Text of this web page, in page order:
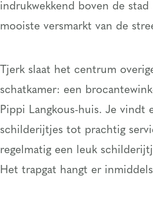
indrukwekkend boven de
mooiste versmarkt van de
Tjerk slaat het centrum
schatkamer: een
Pippi Langkous-huis. Je vindt
schilderijtjes tot prachtig
regelmatig een leuk
Het trapgat hangt er